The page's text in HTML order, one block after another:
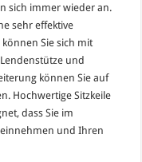
sich immer wieder an.
sehr effektive
Sie sich mit
und
können Sie auf
Hochwertige Sitzkeile
dass Sie im
und Ihren